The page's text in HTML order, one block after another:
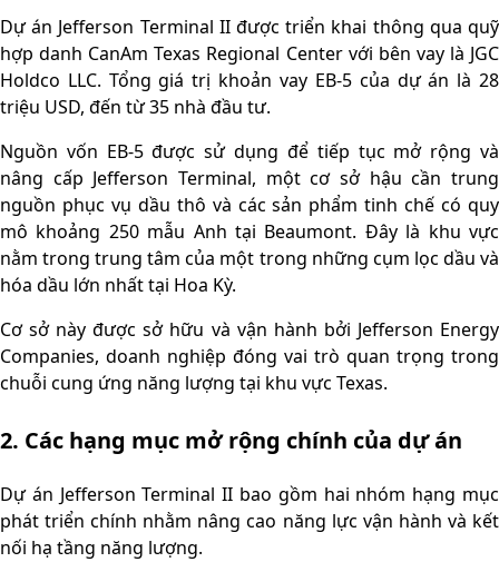
Dự án Jefferson Terminal II được triển khai thông qua quỹ
hợp danh CanAm Texas Regional Center với bên vay là JGC
Holdco LLC. Tổng giá trị khoản vay EB-5 của dự án là 28
triệu USD, đến từ 35 nhà đầu tư.
Nguồn vốn EB-5 được sử dụng để tiếp tục mở rộng và
nâng cấp Jefferson Terminal, một cơ sở hậu cần trung
nguồn phục vụ dầu thô và các sản phẩm tinh chế có quy
mô khoảng 250 mẫu Anh tại Beaumont. Đây là khu vực
nằm trong trung tâm của một trong những cụm lọc dầu và
hóa dầu lớn nhất tại Hoa Kỳ.
Cơ sở này được sở hữu và vận hành bởi Jefferson Energy
Companies, doanh nghiệp đóng vai trò quan trọng trong
chuỗi cung ứng năng lượng tại khu vực Texas.
2. Các hạng mục mở rộng chính của dự án
Dự án Jefferson Terminal II bao gồm hai nhóm hạng mục
phát triển chính nhằm nâng cao năng lực vận hành và kết
nối hạ tầng năng lượng.